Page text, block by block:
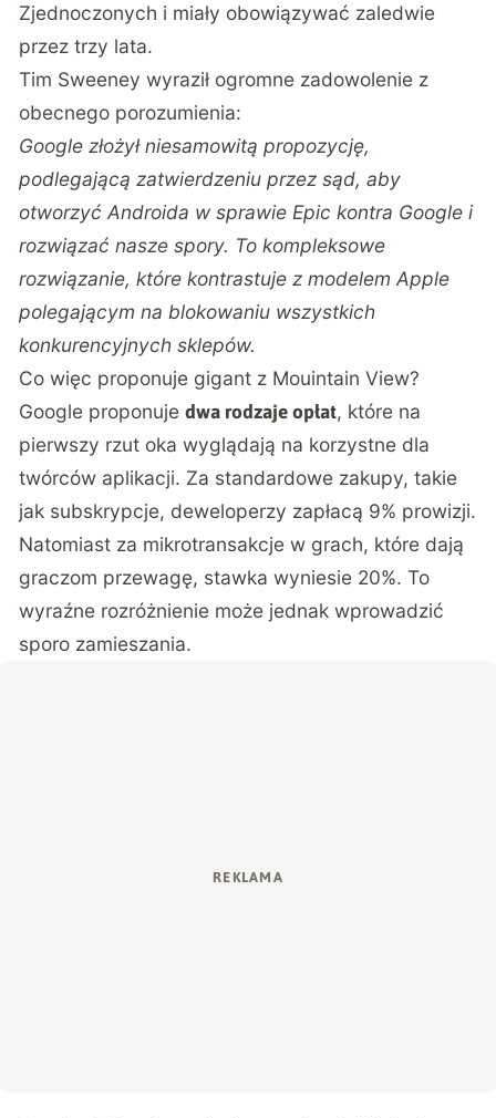
Zjednoczonych i miały obowiązywać zaledwie
przez trzy lata.
Tim Sweeney wyraził ogromne zadowolenie z
obecnego porozumienia:
Google złożył niesamowitą propozycję,
podlegającą zatwierdzeniu przez sąd, aby
otworzyć Androida w sprawie Epic kontra Google i
rozwiązać nasze spory. To kompleksowe
rozwiązanie, które kontrastuje z modelem Apple
polegającym na blokowaniu wszystkich
konkurencyjnych sklepów.
Co więc proponuje gigant z Mouintain View?
Google proponujedwa rodzaje opłat, które na
pierwszy rzut oka wyglądają na korzystne dla
twórców aplikacji. Za standardowe zakupy, takie
jak subskrypcje, deweloperzy zapłacą 9% prowizji.
Natomiast za mikrotransakcje w grach, które dają
graczom przewagę, stawka wyniesie 20%. To
wyraźne rozróżnienie może jednak wprowadzić
sporo zamieszania.